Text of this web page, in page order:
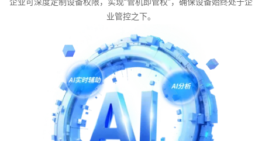
业管控之下。